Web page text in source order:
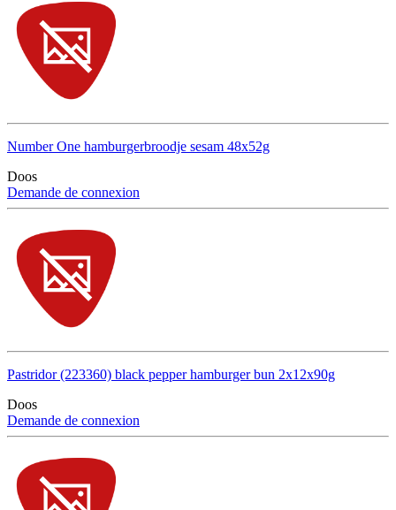
Number One hamburgerbroodje sesam 48x52g
Doos
Demande de connexion
Pastridor (223360) black pepper hamburger bun 2x12x90g
Doos
Demande de connexion